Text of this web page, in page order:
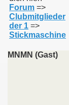
Forum =>
Clubmitglieder
der 1 =>
Stickmaschine
MNMN (Gast)